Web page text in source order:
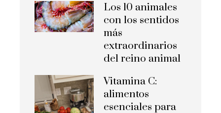
Los 10 animales
con los sentidos
más
extraordinarios
del reino animal
Vitamina C:
alimentos
esenciales para